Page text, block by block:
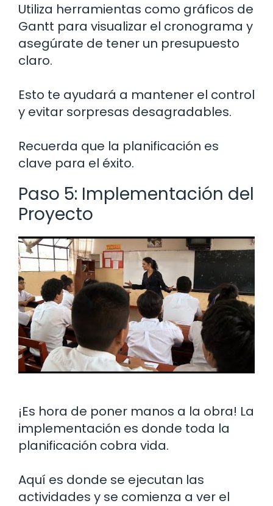
Utiliza herramientas como gráficos de
Gantt para visualizar el cronograma y
asegúrate de tener un presupuesto
claro.
Esto te ayudará a mantener el control
y evitar sorpresas desagradables.
Recuerda que la planificación es
clave para el éxito.
Paso 5: Implementación del
Proyecto
¡Es hora de poner manos a la obra! La
implementación es donde toda la
planificación cobra vida.
Aquí es donde se ejecutan las
actividades y se comienza a ver el